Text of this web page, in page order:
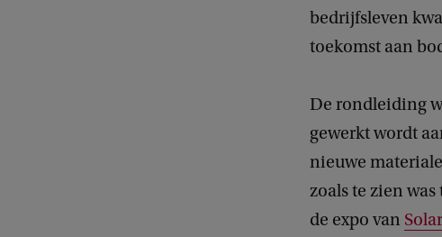
bedrijfsleven
toekomst aan
De rondleiding
gewerkt wordt
nieuwe
zoals te zien
de expo van